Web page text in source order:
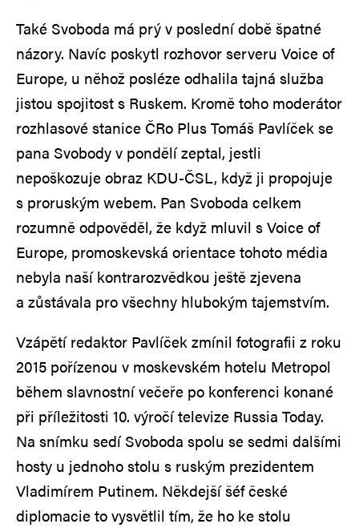
Také Svoboda má prý v poslední době špatné
názory. Navíc poskytl rozhovor serveru Voice of
Europe, u něhož posléze odhalila tajná služba
jistou spojitost s Ruskem. Kromě toho moderátor
rozhlasové stanice ČRo Plus Tomáš Pavlíček se
pana Svobody v pondělí zeptal, jestli
nepoškozuje obraz KDU-ČSL, když ji propojuje
s proruským webem. Pan Svoboda celkem
rozumně odpověděl, že když mluvil s Voice of
Europe, promoskevská orientace tohoto média
nebyla naší kontrarozvědkou ještě zjevena
a zůstávala pro všechny hlubokým tajemstvím.
Vzápětí redaktor Pavlíček zmínil fotografii z roku
2015 pořízenou v moskevském hotelu Metropol
během slavnostní večeře po konferenci konané
při příležitosti 10. výročí televize Russia Today.
Na snímku sedí Svoboda spolu se sedmi dalšími
hosty u jednoho stolu s ruským prezidentem
Vladimírem Putinem. Někdejší šéf české
diplomacie to vysvětlil tím, že ho ke stolu